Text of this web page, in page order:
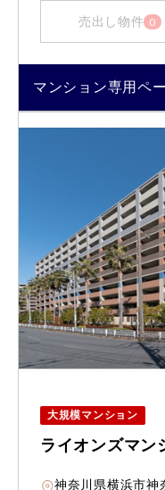
売出し物件 0
マンション専用ペ
大規模マンション
ライオンズマン
神奈川県横浜市神